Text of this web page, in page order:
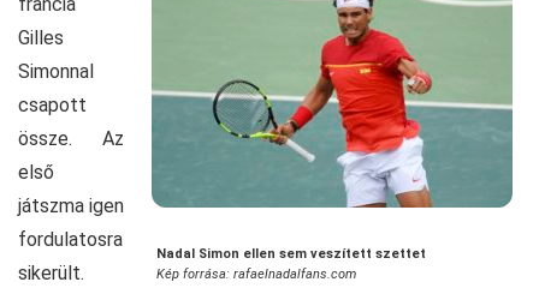
Nadal Simon ellen sem veszített szettet
Kép forrása: rafaelnadalfans.com
Gilles
Simonnal
csapott
össze. Az
első
játszma igen
fordulatosra
sikerült.